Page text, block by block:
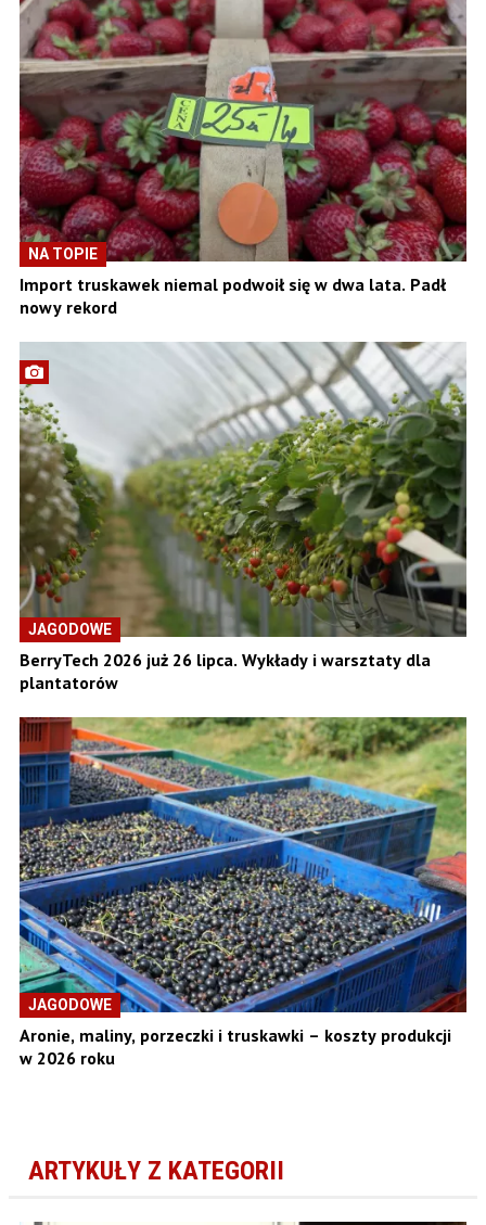
NA TOPIE
Import truskawek niemal podwoił się w dwa lata. Padł
nowy rekord
JAGODOWE
BerryTech 2026 już 26 lipca. Wykłady i warsztaty dla
plantatorów
JAGODOWE
Aronie, maliny, porzeczki i truskawki – koszty produkcji
w 2026 roku
ARTYKUŁY Z KATEGORII